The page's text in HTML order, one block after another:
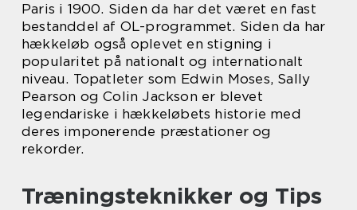
Paris i 1900. Siden da har det været en fast
bestanddel af OL-programmet. Siden da har
hækkeløb også oplevet en stigning i
popularitet på nationalt og internationalt
niveau. Topatleter som Edwin Moses, Sally
Pearson og Colin Jackson er blevet
legendariske i hækkeløbets historie med
deres imponerende præstationer og
rekorder.
Træningsteknikker og Tips